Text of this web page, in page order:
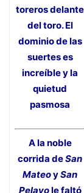
toreros delante
del toro. El
dominio de las
suertes es
increíble y la
quietud
pasmosa
A la noble
corrida deSan
MateoySan
Pelayole faltó